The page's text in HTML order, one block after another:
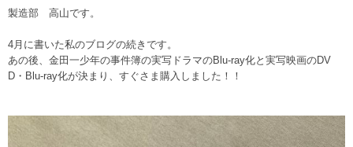
製造部 高山です。
4月に書いた私のブログの続きです。
あの後、金田一少年の事件簿の実写ドラマのBlu-ray化と実写映画のDV
D・Blu-ray化が決まり、すぐさま購入しました！！